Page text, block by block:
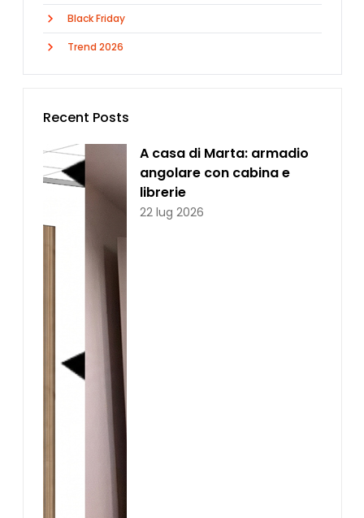
Black Friday
Trend 2026
Recent Posts
A casa di Marta: armadio
angolare con cabina e
librerie
22 lug 2026